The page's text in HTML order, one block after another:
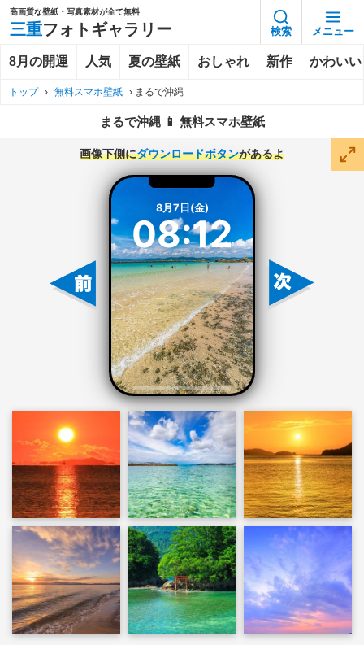
高画質な壁紙・写真素材が全て無料
三重フォトギャラリー 検索 メニュー
8月の開運 人気 夏の壁紙 おしゃれ 新作 かわいい
トップ › 無料スマホ壁紙 › まるで沖縄
まるで沖縄 📱 無料スマホ壁紙
画像下側にダウンロードボタンがあるよ
8月7日(金)
08:12